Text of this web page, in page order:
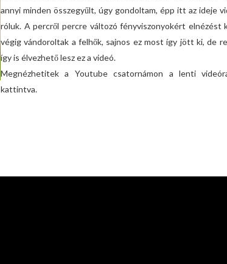
annyi minden összegyűlt, úgy gondoltam, épp itt az ideje
róluk. A percről percre változó fényviszonyokért elnézést
végig vándoroltak a felhők, sajnos ez most így jött ki, de
így is élvezhető lesz ez a videó.
Megnézhetitek a Youtube csatornámon a lenti
kattintva.